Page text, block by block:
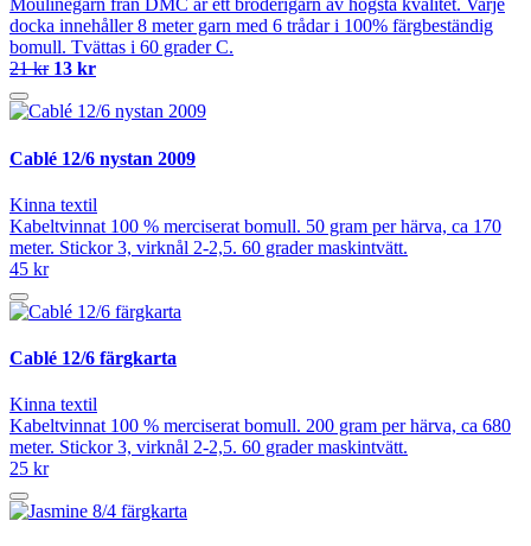
Moulinégarn från DMC är ett broderigarn av högsta kvalitet. Varje
docka innehåller 8 meter garn med 6 trådar i 100% färgbeständig
bomull. Tvättas i 60 grader C.
21 kr 13 kr
Cablé 12/6 nystan 2009
Kinna textil
Kabeltvinnat 100 % merciserat bomull. 50 gram per härva, ca 170
meter. Stickor 3, virknål 2-2,5. 60 grader maskintvätt.
45 kr
Cablé 12/6 färgkarta
Kinna textil
Kabeltvinnat 100 % merciserat bomull. 200 gram per härva, ca 680
meter. Stickor 3, virknål 2-2,5. 60 grader maskintvätt.
25 kr